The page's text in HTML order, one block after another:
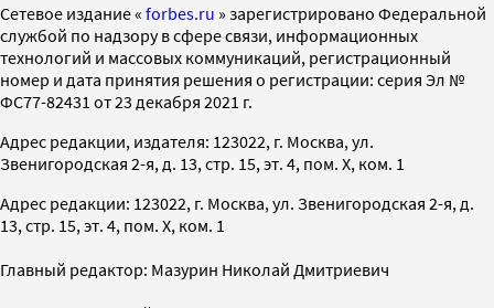
Cетевое издание « forbes.ru » зарегистрировано Федеральной
службой по надзору в сфере связи, информационных
технологий и массовых коммуникаций, регистрационный
номер и дата принятия решения о регистрации: серия Эл №
ФС77-82431 от 23 декабря 2021 г.
Адрес редакции, издателя: 123022, г. Москва, ул.
Звенигородская 2-я, д. 13, стр. 15, эт. 4, пом. X, ком. 1
Адрес редакции: 123022, г. Москва, ул. Звенигородская 2-я, д.
13, стр. 15, эт. 4, пом. X, ком. 1
Главный редактор: Мазурин Николай Дмитриевич